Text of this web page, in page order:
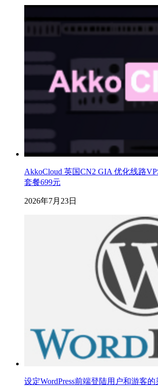
AkkoCloud 英国CN2 GIA 优化线路
套餐699元
2026年7月23日
设定WordPress前端登陆用户和游客的